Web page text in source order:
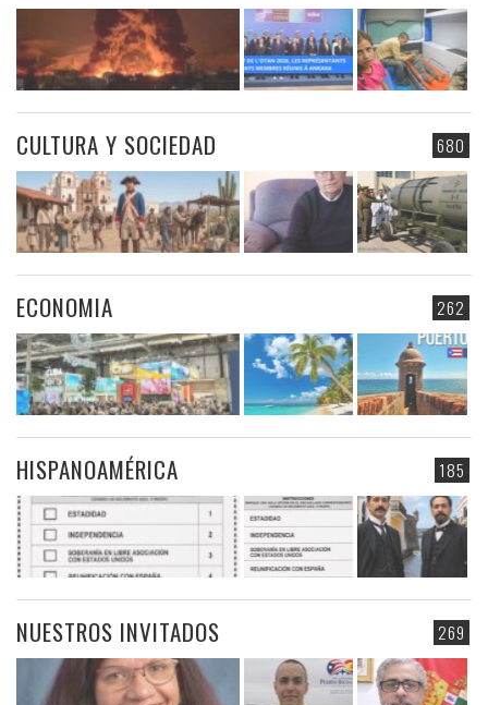
680
CULTURA Y SOCIEDAD
262
ECONOMIA
185
HISPANOAMÉRICA
269
NUESTROS INVITADOS